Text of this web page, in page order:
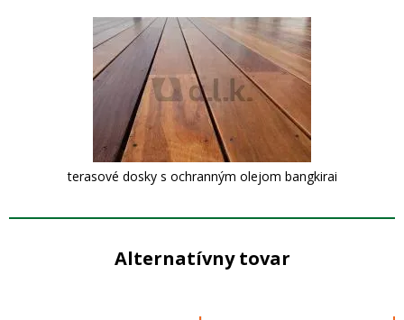
terasové dosky s ochranným olejom bangkirai
Alternatívny tovar